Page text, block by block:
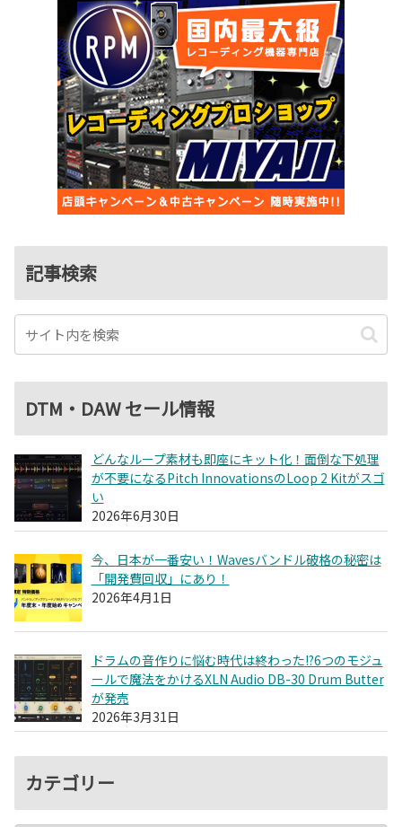
記事検索
DTM・DAW セール情報
どんなループ素材も即座にキット化！面倒な下処理
が不要になるPitch InnovationsのLoop 2 Kitがスゴ
い
2026年6月30日
今、日本が一番安い！Wavesバンドル破格の秘密は
「開発費回収」にあり！
2026年4月1日
ドラムの音作りに悩む時代は終わった!?6つのモジュ
ールで魔法をかけるXLN Audio DB-30 Drum Butter
が発売
2026年3月31日
カテゴリー